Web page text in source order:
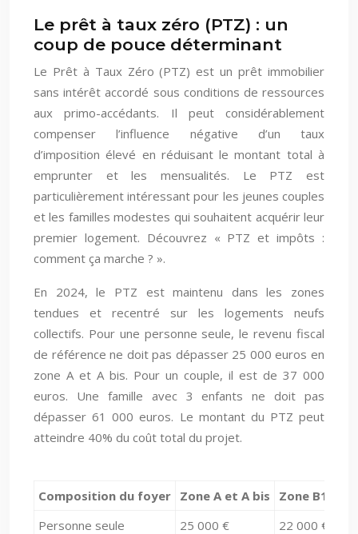
Le prêt à taux zéro (PTZ) : un
coup de pouce déterminant
Le Prêt à Taux Zéro (PTZ) est un prêt immobilier
sans intérêt accordé sous conditions de ressources
aux primo-accédants. Il peut considérablement
compenser l’influence négative d’un taux
d’imposition élevé en réduisant le montant total à
emprunter et les mensualités. Le PTZ est
particulièrement intéressant pour les jeunes couples
et les familles modestes qui souhaitent acquérir leur
premier logement. Découvrez « PTZ et impôts :
comment ça marche ? ».
En 2024, le PTZ est maintenu dans les zones
tendues et recentré sur les logements neufs
collectifs. Pour une personne seule, le revenu fiscal
de référence ne doit pas dépasser 25 000 euros en
zone A et A bis. Pour un couple, il est de 37 000
euros. Une famille avec 3 enfants ne doit pas
dépasser 61 000 euros. Le montant du PTZ peut
atteindre 40% du coût total du projet.
Composition du foyer Zone A et A bis Zone B1
Personne seule
25 000 € 22 000 €